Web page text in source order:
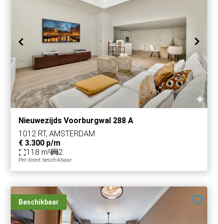
Nieuwezijds Voorburgwal 288 A
1012 RT, AMSTERDAM
€ 3.300 p/m
118 m²
2
Per direct beschikbaar
Beschikbaar